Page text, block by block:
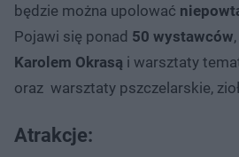
będzie można upolować
Pojawi się ponad 50 wystawców
Karolem Okrasą i warsztaty
oraz warsztaty pszczelarskie,
Atrakcje: